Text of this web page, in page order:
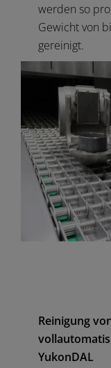
werden so
Gewicht von
gereinigt.
Reinigung
YukonDAL